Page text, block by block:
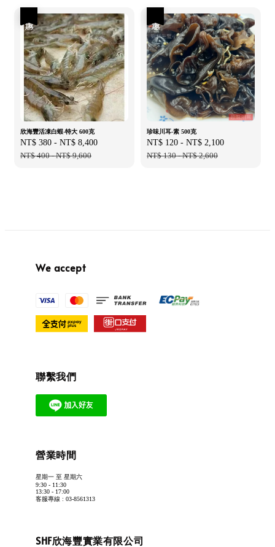
欣海豐活凍白蝦-特大 600克
Sale
price
NT$ 380 - NT$ 8,400
NT$ 400-NT$ 9,600
珍味川耳-素 500克
Sale
price
NT$ 120 - NT$ 2,100
NT$ 130-NT$ 2,600
We accept
聯繫我們
營業時間
星期一 至 星期六
9:30 - 11:30
13:30 - 17:00
客服專線 : 03-8561313
SHF欣海豐實業有限公司